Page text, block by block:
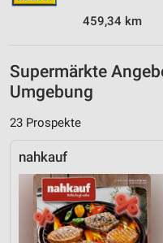
459,34 km
Supermärkte
Umgebung
23 Prospekte
nahkauf